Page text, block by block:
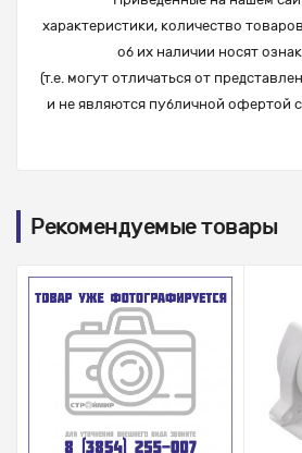
характеристики, количество
об их наличии носят
(т.е. могут отличаться от
и не являются публичной офертой
Рекомендуемые товары